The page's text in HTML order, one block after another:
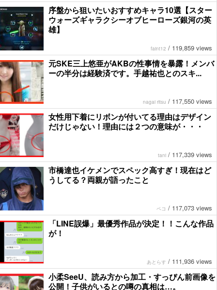
序盤から狙いたいおすすめキャラ10選【スター
ウォーズギャラクシーオブヒーローズ銀河の英
雄】
faint12 / 119,859 views
元SKE三上悠亜がAKBの性事情を暴露！メンバ
ーの半分は経験済です。手越祐也とのスキ...
nagai ritsu / 117,550 views
女性用下着にリボンが付いてる理由はデザイン
だけじゃない！理由には２つの意味が・・・
tani / 117,339 views
市橋達也イケメンでスペック高すぎ！現在はど
うしてる？両親が語ったこと
ペコ / 117,073 views
「LINE誤爆」最優秀作品が決定！！こんな作品
が！
あとらす / 111,936 views
小柔SeeU、読み方から加工・すっぴん前画像を
公開！子供がいるとの噂の真相は…。